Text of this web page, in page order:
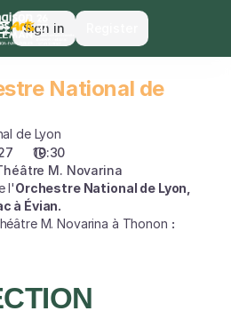
Dialog
Sign in
National de
de Lyon
19:30
M. Novarina
l'Orchestre National de Lyon,
à Évian.
M. Novarina à Thonon :